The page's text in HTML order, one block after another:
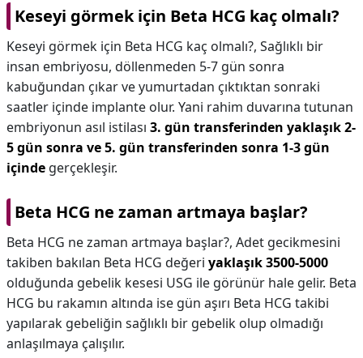
Keseyi görmek için Beta HCG kaç olmalı?
Keseyi görmek için Beta HCG kaç olmalı?, Sağlıklı bir
insan embriyosu, döllenmeden 5-7 gün sonra
kabuğundan çıkar ve yumurtadan çıktıktan sonraki
saatler içinde implante olur. Yani rahim duvarına tutunan
embriyonun asıl istilası 3. gün transferinden yaklaşık 2-
5 gün sonra ve 5. gün transferinden sonra 1-3 gün
içinde gerçekleşir.
Beta HCG ne zaman artmaya başlar?
Beta HCG ne zaman artmaya başlar?, Adet gecikmesini
takiben bakılan Beta HCG değeri yaklaşık 3500-5000
olduğunda gebelik kesesi USG ile görünür hale gelir. Beta
HCG bu rakamın altında ise gün aşırı Beta HCG takibi
yapılarak gebeliğin sağlıklı bir gebelik olup olmadığı
anlaşılmaya çalışılır.